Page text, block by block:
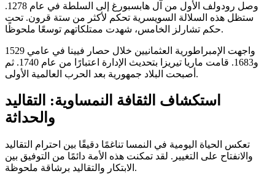
وصل رودولف الأول من آل هابسبورغ إلى السلطة في عام 1278.
ستظل هذه السلالة السويسرية تحكم لأكثر من ستة قرون. تحت
حكم تشارلز الخامس، شهدت ممتلكاتهم توسعًا ملحوظًا.
واجهت الإمبراطورية العثمانيين خلال حصار فيينا في عامي 1529
و1683. قامت ماريا تيريزا بتحديث الإدارة اعتبارًا من عام 1740. ثم
أصبحت البلاد جمهورية بعد الحرب العالمية الأولى.
استكشاف الثقافة النمساوية: التقاليد
والحداثة
تعكس الحياة اليومية في النمسا تناغمًا دقيقًا بين احترام التقاليد
والانفتاح على التغيير. لقد تمكنت هذه الأمة دائمًا من التوفيق بين
الابتكار والتقاليد برشاقة ملحوظة.